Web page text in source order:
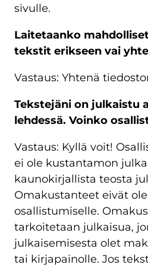
sivulle.
Laitetaanko
tekstit erikseen vai
Vastaus: Yhtenä
Tekstejäni on julkaistu
lehdessä. Voinko
Vastaus: Kyllä voit!
ei ole kustantamon
kaunokirjallista teosta
Omakustanteet eivät
osallistumiselle.
tarkoitetaan julkaisua,
julkaisemisesta olet
tai kirjapainolle. Jos